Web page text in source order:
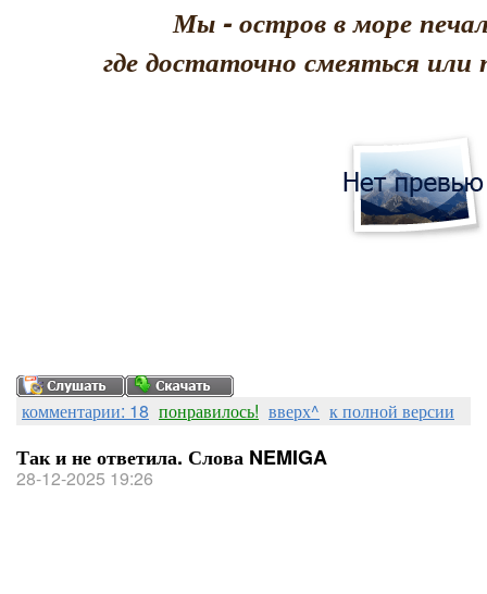
Мы - остров в море
где достаточно смеяться или
комментарии: 18 понравилось! вверх^ к полной версии
Так и не ответила. Слова NEMIGA
28-12-2025 19:26